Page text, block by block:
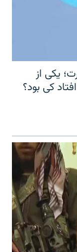
یکی از
کی بود؟